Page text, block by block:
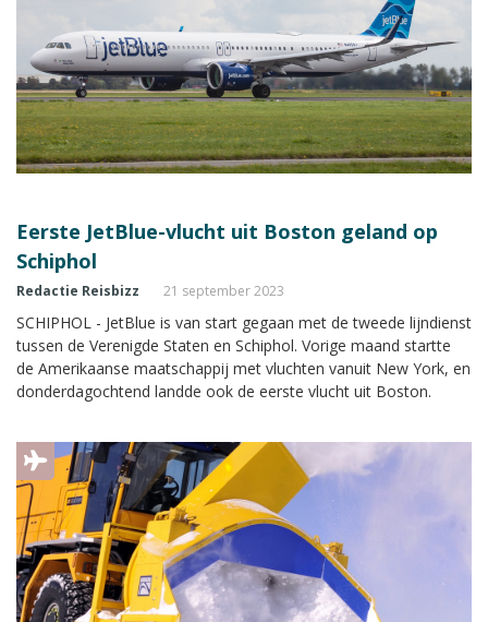
Eerste JetBlue-vlucht uit Boston geland op
Schiphol
Redactie Reisbizz 21 september 2023
SCHIPHOL - JetBlue is van start gegaan met de tweede lijndienst
tussen de Verenigde Staten en Schiphol. Vorige maand startte
de Amerikaanse maatschappij met vluchten vanuit New York, en
donderdagochtend landde ook de eerste vlucht uit Boston.